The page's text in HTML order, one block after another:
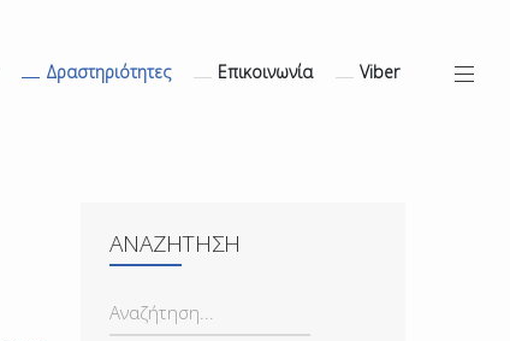
Δραστηριότητες Επικοινωνία Viber
ΑΝΑΖΉΤΗΣΗ
ΑΝΑΖΉΤΗΣΗ...